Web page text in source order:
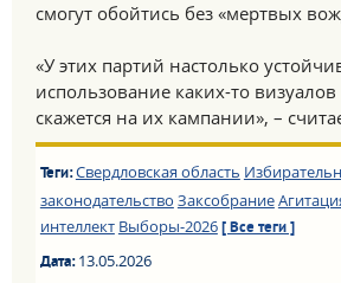
смогут обойтись без «мертвых
«У этих партий настолько
использование каких-то
скажется на их кампании», –
Теги:Свердловская область
законодательство Заксобрание
интеллект Выборы-2026 [ Все теги ]
Дата:13.05.2026